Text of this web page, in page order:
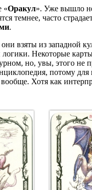
«Оракул». Уже вышло
темнее, часто
.
взяты из западной
Некоторые
но, увы, этого
потому для
Хотя как